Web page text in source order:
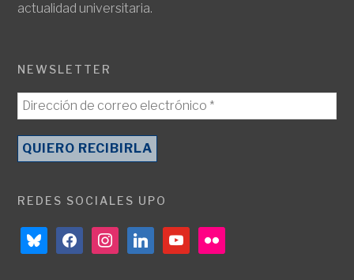
actualidad universitaria.
NEWSLETTER
REDES SOCIALES UPO
blueskyfacebookinstagramlinkedinyoutubeflickr